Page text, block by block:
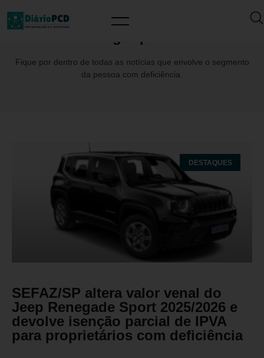
Fique por dentro de todas as notícias que envolve o segmento
da pessoa com deficiência.
DESTAQUES
SEFAZ/SP altera valor venal do
Jeep Renegade Sport 2025/2026 e
devolve isenção parcial de IPVA
para proprietários com deficiência